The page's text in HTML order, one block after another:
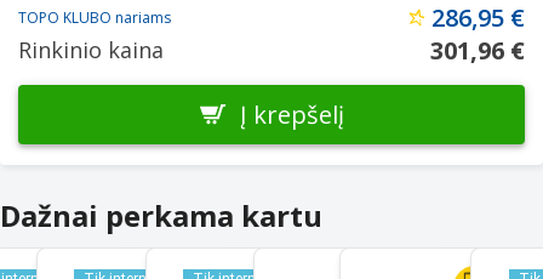
TOPO KLUBO nariams 286,95 €
Rinkinio kaina
301,96 €
Į krepšelį
Dažnai perkama kartu